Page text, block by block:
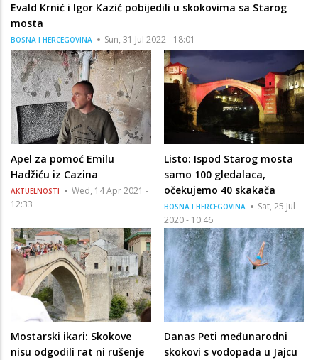
Evald Krnić i Igor Kazić pobijedili u skokovima sa Starog
mosta
BOSNA I HERCEGOVINA Sun, 31 Jul 2022 - 18:01
Apel za pomoć Emilu
Hadžiću iz Cazina
AKTUELNOSTI
Wed, 14 Apr 2021 -
12:33
Listo: Ispod Starog mosta
samo 100 gledalaca,
očekujemo 40 skakača
BOSNA I HERCEGOVINA
Sat, 25 Jul
2020 - 10:46
Mostarski ikari: Skokove
nisu odgodili rat ni rušenje
Danas Peti međunarodni
skokovi s vodopada u Jajcu